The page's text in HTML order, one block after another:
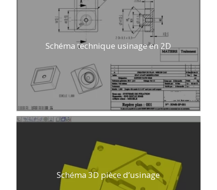
Schéma technique usinage en 2D
Schéma 3D pièce d’usinage